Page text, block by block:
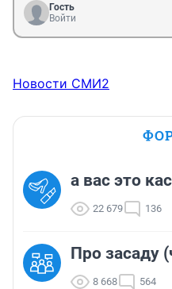
Гость
Войти
Новости СМИ2
а вас это
22 679 136
Про засаду
8 668 564